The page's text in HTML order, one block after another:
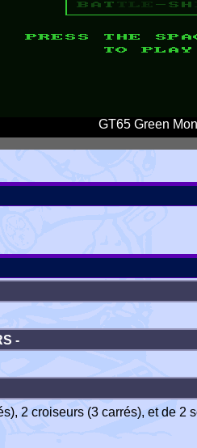
GT65 Green
-
2 croiseurs (3 carrés), et de 2